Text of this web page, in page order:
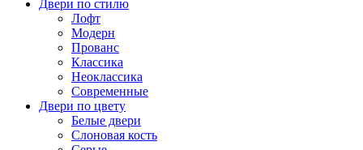
Двери по стилю
Лофт
Модерн
Прованс
Классика
Неоклассика
Современные
Двери по цвету
Белые двери
Слоновая кость